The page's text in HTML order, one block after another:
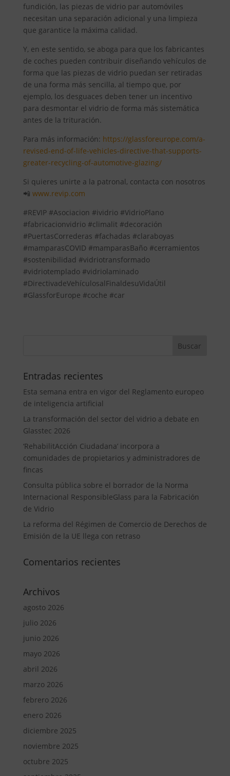
fundición, las piezas de vidrio par automóviles
necesitan una separación adicional y una limpieza
que garantice la máxima calidad.
Y, en este sentido, se aboga para que los fabricantes
de coches pueden contribuir diseñando vehículos de
forma que las piezas de vidrio puedan ser retiradas
de una forma más sencilla, al tiempo que, por
ejemplo, los desguaces deben tener un incentivo
para desmontar el vidrio de forma más sistemática
antes de la trituración.
Para más información: https://glassforeurope.com/a-
revised-end-of-life-vehicles-directive-that-supports-
greater-recycling-of-automotive-glazing/
Si quieres unirte a la patronal, contacta con nosotros
📲 www.revip.com
#REVIP #Asociacion #ividrio #VidrioPlano
#fabricacionvidrio #climalit #decoración
#PuertasCorrederas #fachadas #claraboyas
#mamparasCOVID #mamparasBaño #cerramientos
#sostenibilidad #vidriotransformado
#vidriotemplado #vidriolaminado
#DirectivadeVehículosalFinaldesuVidaÚtil
#GlassforEurope #coche #car
Entradas recientes
Esta semana entra en vigor del Reglamento europeo
de inteligencia artificial
La transformación del sector del vidrio a debate en
Glasstec 2026
‘RehabilitAcción Ciudadana’ incorpora a
comunidades de propietarios y administradores de
fincas
Consulta pública sobre el borrador de la Norma
Internacional ResponsibleGlass para la Fabricación
de Vidrio
La reforma del Régimen de Comercio de Derechos de
Emisión de la UE llega con retraso
Comentarios recientes
Archivos
agosto 2026
julio 2026
junio 2026
mayo 2026
abril 2026
marzo 2026
febrero 2026
enero 2026
diciembre 2025
noviembre 2025
octubre 2025